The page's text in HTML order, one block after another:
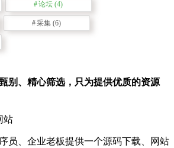
论坛 (4)
采集 (6)
别、精心筛选，只为提供优质的资源
员、企业老板提供一个源码下载、网站